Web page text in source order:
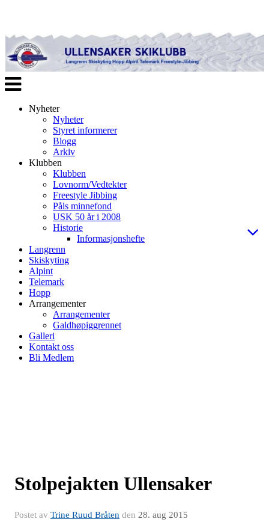
Veksle
navigasjon
Nyheter
Nyheter
Styret informerer
Blogg
Arkiv
Klubben
Klubben
Lovnorm/Vedtekter
Freestyle Jibbing
Påls minnefond
USK 50 år i 2008
Historie
Informasjonshefte
Langrenn
Skiskyting
Alpint
Telemark
Hopp
Arrangementer
Arrangementer
Galdhøpiggrennet
Galleri
Kontakt oss
Bli Medlem
Stolpejakten Ullensaker
Postet av Trine Ruud Bråten den 28. aug 2015